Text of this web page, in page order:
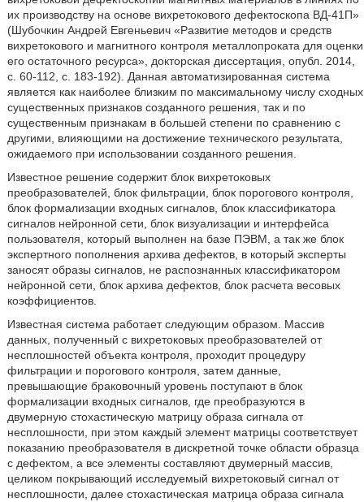
их производству на основе вихретокового дефектоскопа ВД-41П»
(Шубочкин Андрей Евгеньевич «Развитие методов и средств
вихретокового и магнитного контроля металлопроката для оценки
его остаточного ресурса», докторская диссертация, опубл. 2014,
с. 60-112, с. 183-192). Данная автоматизированная система
является как наиболее близким по максимальному числу сходных
существенных признаков созданного решения, так и по
существенным признакам в большей степени по сравнению с
другими, влияющими на достижение технического результата,
ожидаемого при использовании созданного решения.
Известное решение содержит блок вихретоковых
преобразователей, блок фильтрации, блок порогового контроля,
блок формализации входных сигналов, блок классификатора
сигналов нейронной сети, блок визуализации и интерфейса
пользователя, который выполнен на базе ПЭВМ, а так же блок
экспертного пополнения архива дефектов, в который эксперты
заносят образы сигналов, не распознанных классификатором
нейронной сети, блок архива дефектов, блок расчета весовых
коэффициентов.
Известная система работает следующим образом. Массив
данных, полученный с вихретоковых преобразователей от
несплошностей объекта контроля, проходит процедуру
фильтрации и порогового контроля, затем данные,
превышающие браковочный уровень поступают в блок
формализации входных сигналов, где преобразуются в
двумерную стохастическую матрицу образа сигнала от
несплошности, при этом каждый элемент матрицы соответствует
показанию преобразователя в дискретной точке области образца
с дефектом, а все элементы составляют двумерный массив,
целиком покрывающий исследуемый вихретоковый сигнал от
несплошности, далее стохастическая матрица образа сигнала